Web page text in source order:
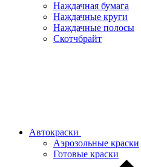
Наждачная бумага
Наждачные круги
Наждачные полосы
Скотчбрайт
Автокраски
Аэрозольные краски
Готовые краски